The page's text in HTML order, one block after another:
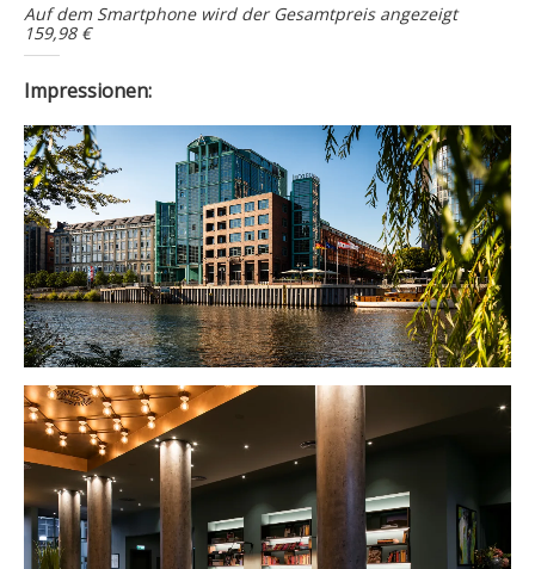
Auf dem Smartphone wird der Gesamtpreis angezeigt
159,98 €
Impressionen: